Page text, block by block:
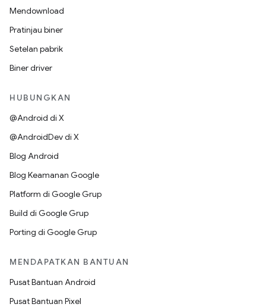
Mendownload
Pratinjau biner
Setelan pabrik
Biner driver
HUBUNGKAN
@Android di X
@AndroidDev di X
Blog Android
Blog Keamanan Google
Platform di Google Grup
Build di Google Grup
Porting di Google Grup
MENDAPATKAN BANTUAN
Pusat Bantuan Android
Pusat Bantuan Pixel